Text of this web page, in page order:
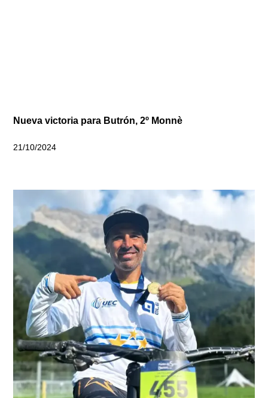
Nueva victoria para Butrón, 2º Monnè
21/10/2024